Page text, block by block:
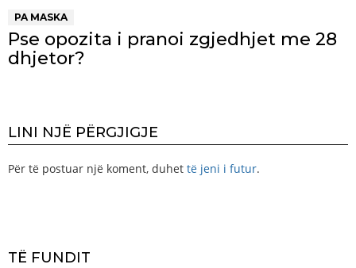
PA MASKA
Pse opozita i pranoi zgjedhjet me 28
dhjetor?
LINI NJË PËRGJIGJE
Për të postuar një koment, duhet të jeni i futur.
TË FUNDIT